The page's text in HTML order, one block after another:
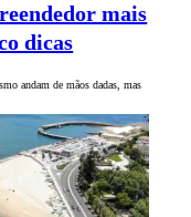
mais
dicas
andam de mãos dadas, mas